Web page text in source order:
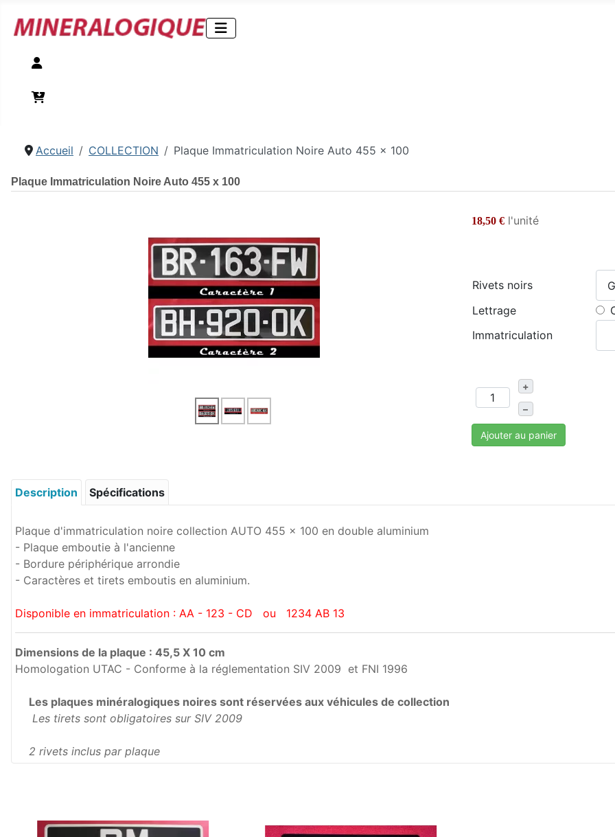
Accueil COLLECTION Plaque Immatriculation Noire Auto 455 x 100
Plaque Immatriculation Noire Auto 455 x 100
18,50 € l'unité
Rivets noirs
Lettrage
Immatriculation
+
–
Ajouter au panier
Description Spécifications
Plaque d'immatriculation noire collection AUTO 455 x 100 en double aluminium
- Plaque emboutie à l'ancienne
- Bordure périphérique arrondie
- Caractères et tirets emboutis en aluminium.
Disponible en immatriculation : AA - 123 - CD ou 1234 AB 13
Dimensions de la plaque : 45,5 X 10 cm
Homologation UTAC - Conforme à la réglementation SIV 2009 et FNI 1996
Les plaques minéralogiques noires sont réservées aux véhicules de collection
Les tirets sont obligatoires sur SIV 2009
2 rivets inclus par plaque